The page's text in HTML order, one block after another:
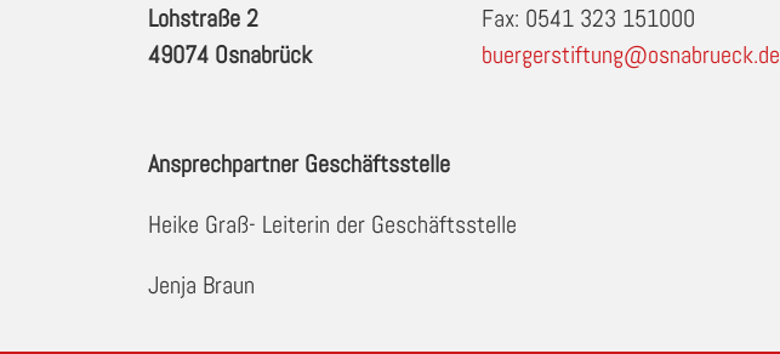
Lohstraße 2
49074 Osnabrück
Fax: 0541 323 151000
buergerstiftung@osnabrueck.de
Ansprechpartner Geschäftsstelle
Heike Graß- Leiterin der Geschäftsstelle
Jenja Braun